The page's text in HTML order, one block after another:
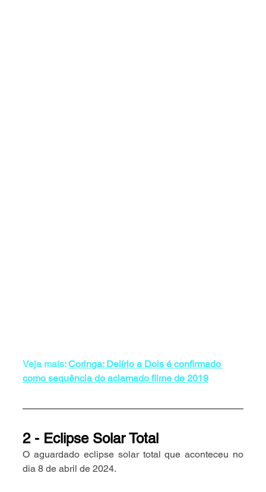
Veja mais: Coringa: Delírio a Dois é confirmado
como sequência do aclamado filme de 2019
2 - Eclipse Solar Total
O aguardado eclipse solar total que aconteceu no
dia 8 de abril de 2024.